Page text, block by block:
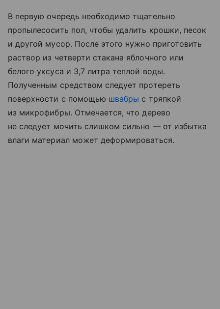
В первую очередь необходимо тщательно
пропылесосить пол, чтобы удалить крошки, песок
и другой мусор. После этого нужно приготовить
раствор из четверти стакана яблочного или
белого уксуса и 3,7 литра теплой воды.
Полученным средством следует протереть
поверхности с помощью швабры с тряпкой
из микрофибры. Отмечается, что дерево
не следует мочить слишком сильно — от избытка
влаги материал может деформироваться.